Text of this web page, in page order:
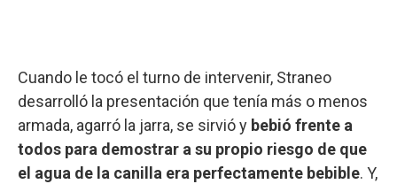
Cuando le tocó el turno de intervenir, Straneo
desarrolló la presentación que tenía más o menos
armada, agarró la jarra, se sirvió y bebió frente a
todos para demostrar a su propio riesgo de que
el agua de la canilla era perfectamente bebible. Y,